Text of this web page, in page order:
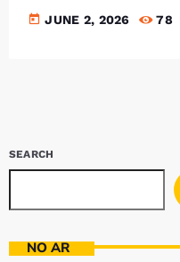
today JUNE 2, 2026 78
SEARCH
NO AR